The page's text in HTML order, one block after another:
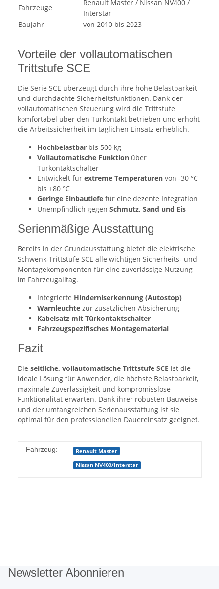
Fahrzeuge
Renault Master / Nissan NV400 /
Interstar
Baujahr
von 2010 bis 2023
Vorteile der vollautomatischen
Trittstufe SCE
Die Serie SCE überzeugt durch ihre hohe Belastbarkeit
und durchdachte Sicherheitsfunktionen. Dank der
vollautomatischen Steuerung wird die Trittstufe
komfortabel über den Türkontakt betrieben und erhöht
die Arbeitssicherheit im täglichen Einsatz erheblich.
Hochbelastbar bis 500 kg
Vollautomatische Funktion über
Türkontaktschalter
Entwickelt für extreme Temperaturen von -30 °C
bis +80 °C
Geringe Einbautiefe für eine dezente Integration
Unempfindlich gegen Schmutz, Sand und Eis
Serienmäßige Ausstattung
Bereits in der Grundausstattung bietet die elektrische
Schwenk-Trittstufe SCE alle wichtigen Sicherheits- und
Montagekomponenten für eine zuverlässige Nutzung
im Fahrzeugalltag.
Integrierte Hinderniserkennung (Autostop)
Warnleuchte zur zusätzlichen Absicherung
Kabelsatz mit Türkontaktschalter
Fahrzeugspezifisches Montagematerial
Fazit
Die seitliche, vollautomatische Trittstufe SCE ist die
ideale Lösung für Anwender, die höchste Belastbarkeit,
maximale Zuverlässigkeit und kompromisslose
Funktionalität erwarten. Dank ihrer robusten Bauweise
und der umfangreichen Serienausstattung ist sie
optimal für den professionellen Dauereinsatz geeignet.
Produkteigenschaft
Wert
Fahrzeug: Renault Master
Nissan NV400/Interstar
Newsletter Abonnieren